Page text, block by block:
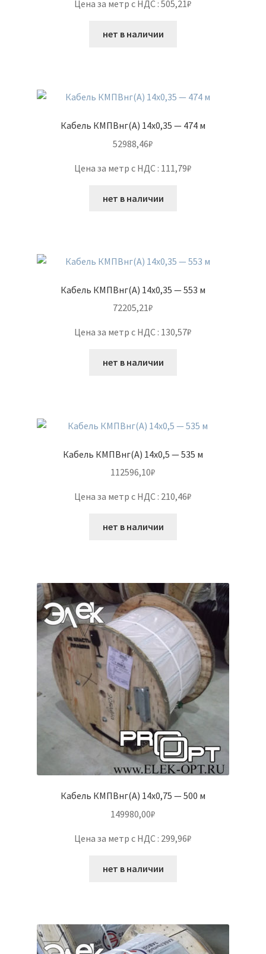
Цена за метр с НДС : 505,21₽
нет в наличии
Кабель КМПВнг(А) 14х0,35 — 474 м
52988,46₽
Цена за метр с НДС : 111,79₽
нет в наличии
Кабель КМПВнг(А) 14х0,35 — 553 м
72205,21₽
Цена за метр с НДС : 130,57₽
нет в наличии
Кабель КМПВнг(А) 14х0,5 — 535 м
112596,10₽
Цена за метр с НДС : 210,46₽
нет в наличии
Кабель КМПВнг(А) 14х0,75 — 500 м
149980,00₽
Цена за метр с НДС : 299,96₽
нет в наличии